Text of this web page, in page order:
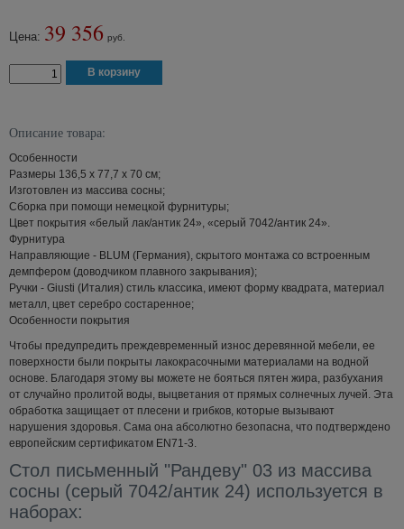
Цена: 39 356 руб.
Описание товара:
Особенности
Размеры 136,5 х 77,7 х 70 см;
Изготовлен из массива сосны;
Сборка при помощи немецкой фурнитуры;
Цвет покрытия «белый лак/антик 24», «серый 7042/антик 24».
Фурнитура
Направляющие - BLUM (Германия), скрытого монтажа со встроенным
демпфером (доводчиком плавного закрывания);
Ручки - Giusti (Италия) стиль классика, имеют форму квадрата, материал
металл, цвет серебро состаренное;
Особенности покрытия
Чтобы предупредить преждевременный износ деревянной мебели, ее
поверхности были покрыты лакокрасочными материалами на водной
основе. Благодаря этому вы можете не бояться пятен жира, разбухания
от случайно пролитой воды, выцветания от прямых солнечных лучей. Эта
обработка защищает от плесени и грибков, которые вызывают
нарушения здоровья. Сама она абсолютно безопасна, что подтверждено
европейским сертификатом EN71-3.
Стол письменный "Рандеву" 03 из массива
сосны (серый 7042/антик 24) используется в
наборах: